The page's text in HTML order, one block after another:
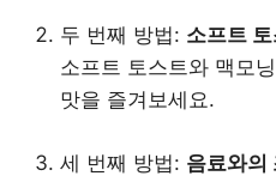
두 번째 방법: 소프트
소프트 토스트와 맥모
맛을 즐겨보세요.
세 번째 방법: 음료와의